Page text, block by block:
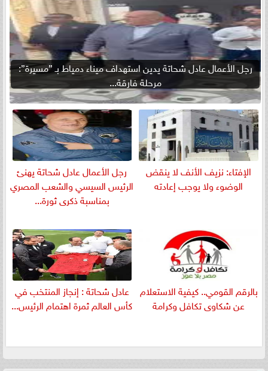
رجل الأعمال عادل شحاتة يدين استهداف ميناء دمياط بـ ”مسيرة”:
مرحلة فارقة...
الإفتاء: نزيف الأنف لا ينقض
الوضوء ولا يوجب إعادته
رجل الأعمال عادل شحاتة يهنئ
الرئيس السيسي والشعب المصري
بمناسبة ذكرى ثورة...
بالرقم القومي.. كيفية الاستعلام
عن شكاوى تكافل وكرامة
عادل شحاتة : إنجاز المنتخب في
كأس العالم ثمرة اهتمام الرئيس...